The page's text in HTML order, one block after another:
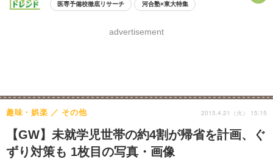
医専予備校徹底リサーチ 河合塾×東大特集
8月開催学校説明会・相談会
advertisement
【GW】未就学児世帯の約4割が帰省を計画、ぐ
ずり対策も 1枚目の写真・画像
趣味・娯楽 その他 2015.4.21（火） 15:15